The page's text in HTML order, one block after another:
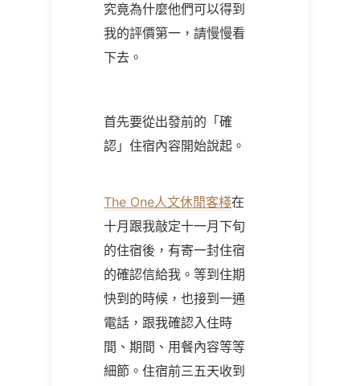
究竟為什麼他們可以得到
我的評價第一，請慢慢看
下去。
首先要從出發前的「確
認」住宿內容開始說起。
The One人文休閒客棧在
十月跟我敲定十一月下旬
的住宿後， 有寄一封住宿
的確認信給我。等到住期
快到的時候，也接到一通
電話，跟我確認入住時
間、期間、用餐內容等等
細節。住宿前三五天收到